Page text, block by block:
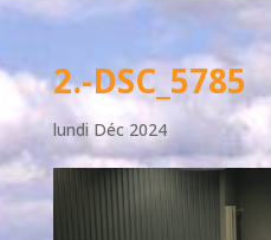
2.-DSC_5785
lundi Déc 2024